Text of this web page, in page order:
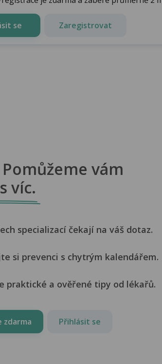
se Zaregistrovat
vám
víc.
specializací čekají na váš dotaz.
si prevenci s chytrým kalendářem.
praktické a ověřené tipy od lékařů.
zdarma Přihlásit se